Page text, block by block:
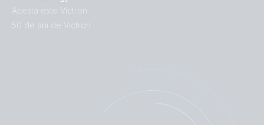
Acesta este Victron
50 de ani de Victron